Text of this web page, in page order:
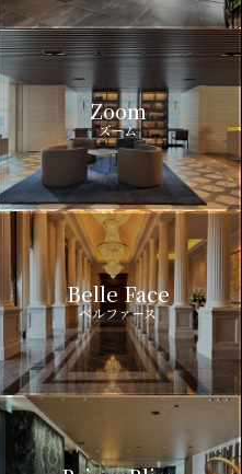
Zoom
ズーム
Belle Face
ベルファース